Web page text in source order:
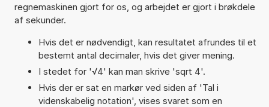
regnemaskinen gjort for os, og arbejdet er gjort i brøkdele
af sekunder.
Hvis det er nødvendigt, kan resultatet afrundes til et
bestemt antal decimaler, hvis det giver mening.
I stedet for '√4' kan man skrive 'sqrt 4'.
Hvis der er sat en markør ved siden af 'Tal i
videnskabelig notation', vises svaret som en